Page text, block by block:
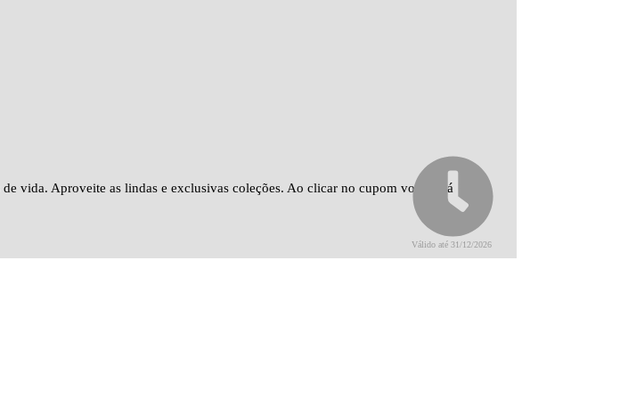
vida. Aproveite as lindas e exclusivas coleções. Ao clicar no cupom você será
Válido até 31/12/2026